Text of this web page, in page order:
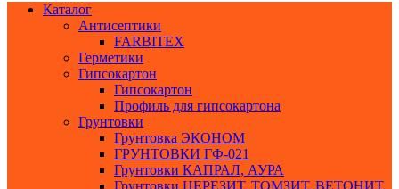
Каталог
Антисептики
FARBITEX
Герметики
Гипсокартон
Гипсокартон
Профиль для гипсокартона
Грунтовки
Грунтовка ЭКОНОМ
ГРУНТОВКИ ГФ-021
Грунтовки КАПРАЛ, АУРА
Грунтовки ЦЕРЕЗИТ, ТОМЗИТ, ВЕТОНИТ,